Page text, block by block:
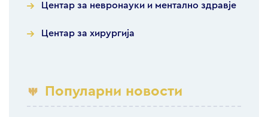
Центар за невронауки и ментално здравје
Центар за хирургија
Популарни новости